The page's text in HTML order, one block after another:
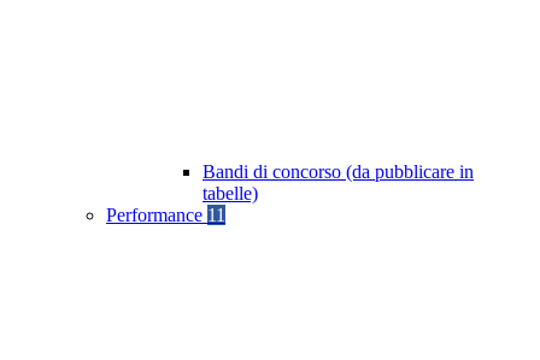
Bandi di concorso (da pubblicare in
tabelle)
Performance 11